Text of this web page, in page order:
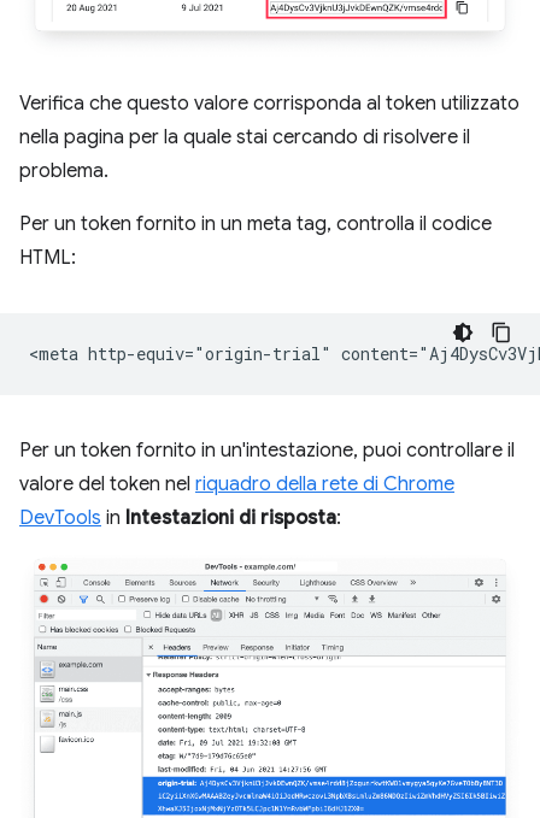
Verifica che questo valore corrisponda al token utilizzato
nella pagina per la quale stai cercando di risolvere il
problema.
Per un token fornito in un meta tag, controlla il codice
HTML:
Per un token fornito in un'intestazione, puoi controllare il
valore del token nel riquadro della rete di Chrome
DevTools in Intestazioni di risposta: